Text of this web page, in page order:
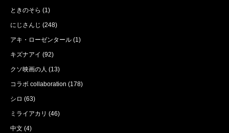
ときのそら (1)
にじさんじ (248)
アキ・ローゼンタール (1)
キズナアイ (92)
クソ映画の人 (13)
コラボ collaboration (178)
シロ (63)
ミライアカリ (46)
中文 (4)